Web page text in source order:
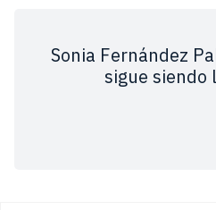
Sonia Fernández
sigue siendo